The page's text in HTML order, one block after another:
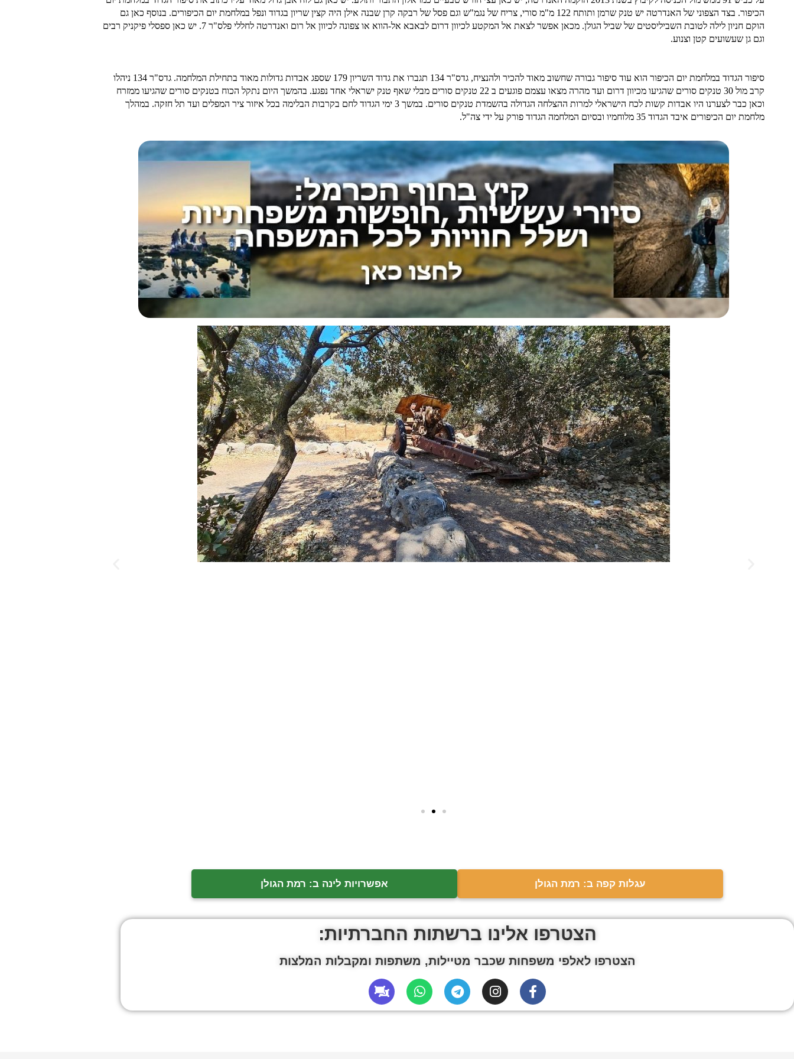
הכיפור. בצד הצפוני של האנדרטה יש טנק שרמן ותותח 122 מ"מ סורי, צריח של נגמ"ש וגם פסל של רבקה קרן שבנה אילן היה קצין שריון בגדוד ונפל במלחמת יום הכיפורים. בנוסף כאן גם
הוקם חניון לילה לטובת השביליסטים של שביל הגולן. מכאן אפשר לצאת אל המקטע לכיוון דרום לבאבא אל-הווא או צפונה לכיוון אל רום ואנדרטה לחללי פלס"ר 7. יש כאן ספסלי פיקניק רבים
וגם גן שעשועים קטן וצנוע.
סיפור הגדוד במלחמת יום הכיפור הוא עוד סיפור גבורה שחשוב מאוד להכיר ולהנציח, גדס"ר 134 תגברו את גדוד השריון 179 שספג אבדות גדולות מאוד בתחילת המלחמה. גדס"ר 134 ניהלו
קרב מול 30 טנקים סורים שהגיעו מכיוון דרום ועד מהרה מצאו עצמם פוגעים ב 22 טנקים סורים מבלי שאף טנק ישראלי אחד נפגע. בהמשך היום נתקל הכוח בטנקים סורים שהגיעו ממזרח
וכאן כבר לצערנו היו אבדות קשות לכח הישראלי למרות ההצלחה הגדולה בהשמדת טנקים סורים. במשך 3 ימי הגדוד לחם בקרבות הבלימה בכל איזור ציר המפלים ועד תל חזקה. במהלך
מלחמת יום הכיפורים איבד הגדוד 35 מלוחמיו ובסיום המלחמה הגדוד פורק על ידי צה"ל.
עגלות קפה ב: רמת הגולן אפשרויות לינה ב: רמת הגולן
הצטרפו אלינו ברשתות החברתיות:
הצטרפו לאלפי משפחות שכבר מטיילות, משתפות ומקבלות המלצות